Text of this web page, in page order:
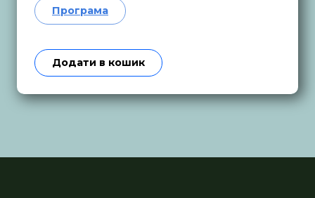
Програма
Додати в кошик